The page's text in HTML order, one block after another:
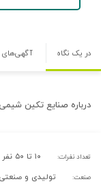
در یک نگاه آگهی‌های
درباره صنایع تکین
تعداد نفرات: ۱۰ تا ۵۰ نفر
صنعت: تولیدی و صنعتی